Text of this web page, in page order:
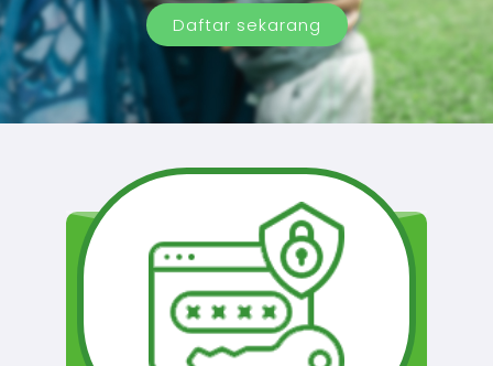
Daftar sekarang